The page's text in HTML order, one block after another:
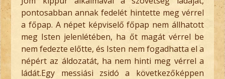
pontosabban annak fedelét hintette meg vérrel
a főpap. A népet képviselő főpap nem állhatott
meg Isten jelenlétében, ha őt magát vérrel be
nem fedezte előtte, és Isten nem fogadhatta el a
népért az áldozatát, ha nem hinti meg vérrel a
ládát.Egy messiási zsidó a következőképpen